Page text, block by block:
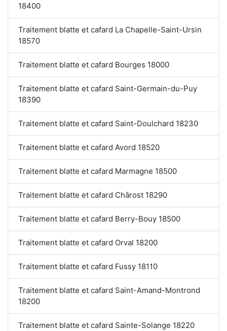
18400
Traitement blatte et cafard La Chapelle-Saint-Ursin
18570
Traitement blatte et cafard Bourges 18000
Traitement blatte et cafard Saint-Germain-du-Puy
18390
Traitement blatte et cafard Saint-Doulchard 18230
Traitement blatte et cafard Avord 18520
Traitement blatte et cafard Marmagne 18500
Traitement blatte et cafard Chârost 18290
Traitement blatte et cafard Berry-Bouy 18500
Traitement blatte et cafard Orval 18200
Traitement blatte et cafard Fussy 18110
Traitement blatte et cafard Saint-Amand-Montrond
18200
Traitement blatte et cafard Sainte-Solange 18220